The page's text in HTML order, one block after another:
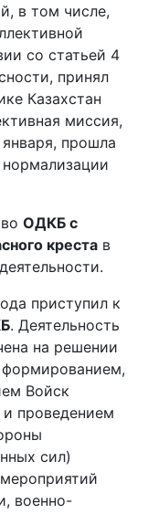
в том числе,
со статьей 4
принял
Казахстан
миссия,
прошла
ОДКБ с
креста в
приступил к
. Деятельность
на решении
формированием,
Войск
и проведением
сил)
военно-